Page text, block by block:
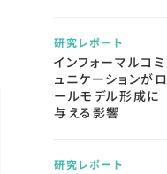
研究レポート
インフォーマルコミ
ュニケーションがロ
ールモデル形成に
与える影響
研究レポート